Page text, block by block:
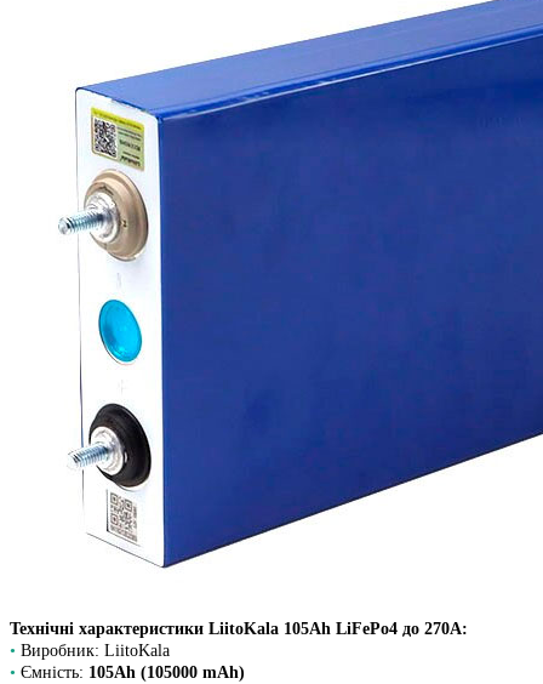
Технічні характеристики LiitoKala 105Ah LiFePo4 до 270A:
• Виробник: LiitoKala
• Ємність: 105Ah (105000 mAh)